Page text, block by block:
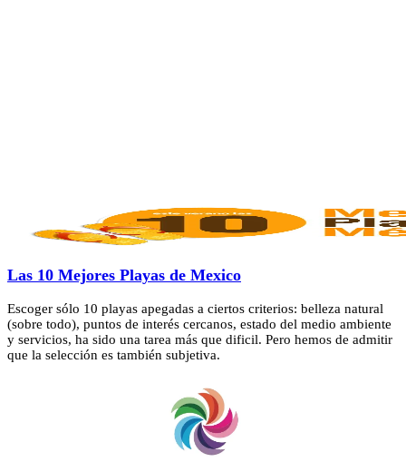
Las 10 Mejores Playas de Mexico
Escoger sólo 10 playas apegadas a ciertos criterios: belleza natural
(sobre todo), puntos de interés cercanos, estado del medio ambiente
y servicios, ha sido una tarea más que dificil. Pero hemos de admitir
que la selección es también subjetiva.